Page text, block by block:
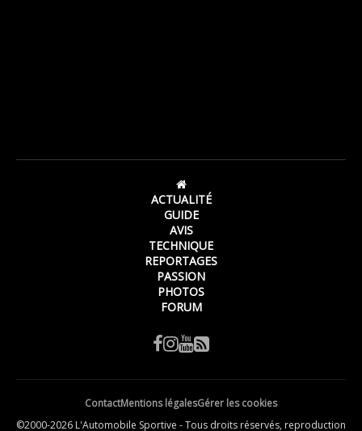
ACTUALITÉ
GUIDE
AVIS
TECHNIQUE
REPORTAGES
PASSION
PHOTOS
FORUM
ContactMentions légalesGérer les cookies
©2000-2026 L'Automobile Sportive - Tous droits réservés, reproduction